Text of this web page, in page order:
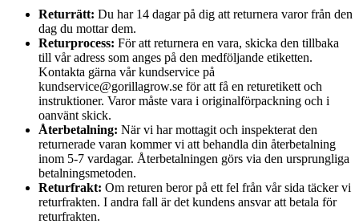
Returrätt: Du har 14 dagar på dig att returnera varor från den
dag du mottar dem.
Returprocess: För att returnera en vara, skicka den tillbaka
till vår adress som anges på den medföljande etiketten.
Kontakta gärna vår kundservice på
kundservice@gorillagrow.se för att få en returetikett och
instruktioner. Varor måste vara i originalförpackning och i
oanvänt skick.
Återbetalning: När vi har mottagit och inspekterat den
returnerade varan kommer vi att behandla din återbetalning
inom 5-7 vardagar. Återbetalningen görs via den ursprungliga
betalningsmetoden.
Returfrakt: Om returen beror på ett fel från vår sida täcker vi
returfrakten. I andra fall är det kundens ansvar att betala för
returfrakten.